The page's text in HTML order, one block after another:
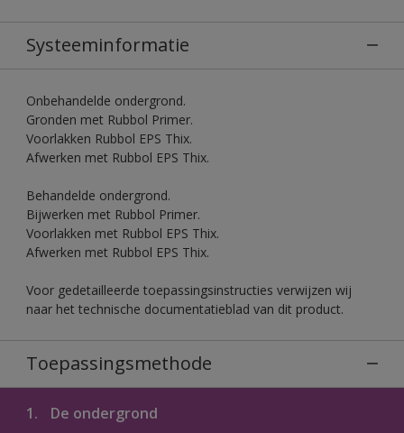
Systeeminformatie
Onbehandelde ondergrond.
Gronden met Rubbol Primer.
Voorlakken Rubbol EPS Thix.
Afwerken met Rubbol EPS Thix.
Behandelde ondergrond.
Bijwerken met Rubbol Primer.
Voorlakken met Rubbol EPS Thix.
Afwerken met Rubbol EPS Thix.
Voor gedetailleerde toepassingsinstructies verwijzen wij
naar het technische documentatieblad van dit product.
Toepassingsmethode
1. De ondergrond